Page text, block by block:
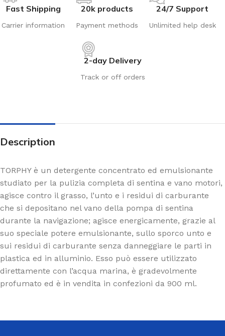
Fast Shipping
Carrier information
20k products
Payment methods
24/7 Support
Unlimited help desk
2-day Delivery
Track or off orders
Description
TORPHY è un detergente concentrato ed emulsionante
studiato per la pulizia completa di sentina e vano motori,
agisce contro il grasso, l’unto e i residui di carburante
che si depositano nel vano della pompa di sentina
durante la navigazione; agisce energicamente, grazie al
suo speciale potere emulsionante, sullo sporco unto e
sui residui di carburante senza danneggiare le parti in
plastica ed in alluminio. Esso può essere utilizzato
direttamente con l’acqua marina, è gradevolmente
profumato ed è in vendita in confezioni da 900 ml.